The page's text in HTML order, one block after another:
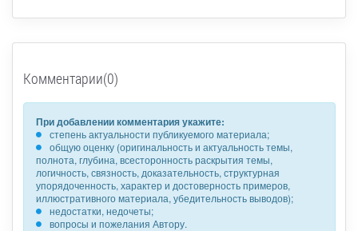
Комментарии(0)
При добавлении комментария укажите:
степень актуальности публикуемого материала;
общую оценку (оригинальность и актуальность темы,
полнота, глубина, всесторонность раскрытия темы,
логичность, связность, доказательность, структурная
упорядоченность, характер и достоверность примеров,
иллюстративного материала, убедительность выводов);
недостатки, недочеты;
вопросы и пожелания Автору.